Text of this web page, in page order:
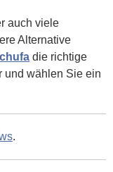
auch viele
Alternative
die richtige
und wählen Sie ein
.